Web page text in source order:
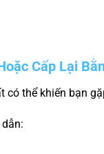
Cấp Lại
có thể khiến bạn